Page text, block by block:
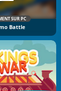
SUR PC
Battle